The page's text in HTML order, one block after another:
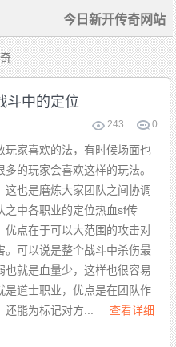
今日新开传奇网站
斗中的定位
243 0
家喜欢的法，有时候场面也
的玩家会喜欢这样的玩法。
也是磨炼大家团队之间协调
之中各职业的定位热血sf传
点在于可以大范围的攻击对
。可以说是整个战斗中杀伤最
就是血量少，这样也很容易
道士职业，优点是在团队作
能为标记对方...
查看详细